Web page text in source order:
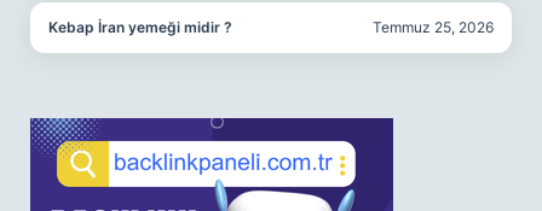
Kebap İran yemeği midir ? Temmuz 25, 2026